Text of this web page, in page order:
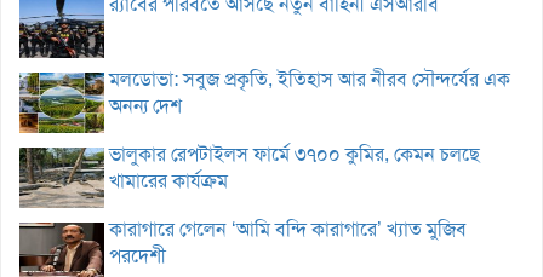
মলডোভা: সবুজ প্রকৃতি, ইতিহাস আর নীরব সৌন্দর্যের এক
অনন্য দেশ
ভালুকার রেপটাইলস ফার্মে ৩৭০০ কুমির, কেমন চলছে
খামারের কার্যক্রম
কারাগারে গেলেন ‘আমি বন্দি কারাগারে’ খ্যাত মুজিব
পরদেশী